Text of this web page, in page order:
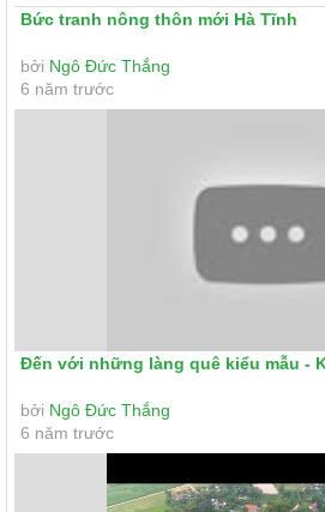
Bức tranh nông thôn mới Hà Tĩnh
bởi Ngô Đức Thắng
6 năm trước
Đến với những làng quê kiểu mẫu -
bởi Ngô Đức Thắng
6 năm trước